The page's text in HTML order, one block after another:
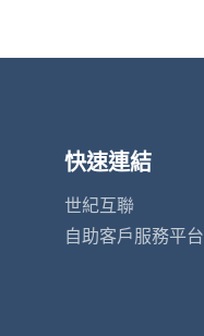
快速連結
世紀互聯
自助客戶服務平台